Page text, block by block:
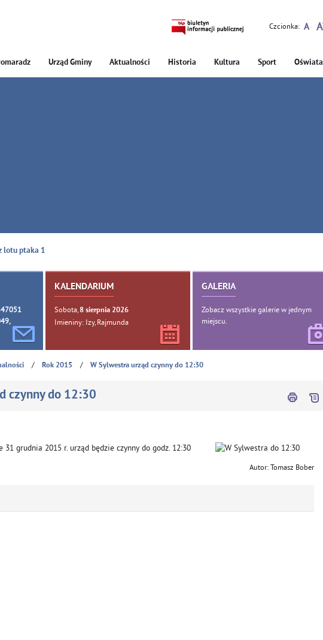
Czcionka:
Urząd Gminy Aktualności Historia Kultura Sport Oświata
lotu ptaka 1
KALENDARIUM
Sobota, 8sierpnia 2026
Imieniny: Izy, Rajmunda
GALERIA
Zobacz wszystkie galerie w jednym
miejscu.
/ Rok 2015 / W Sylwestra urząd czynny do 12:30
czynny do 12:30
grudnia 2015 r. urząd będzie czynny do godz. 12:30
Autor: Tomasz Bober